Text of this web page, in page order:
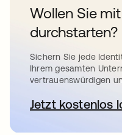
Wollen Sie
durchstarten?
Sichern Sie jede
Ihrem gesamten
vertrauenswürdigen
Jetzt kostenlos
wird